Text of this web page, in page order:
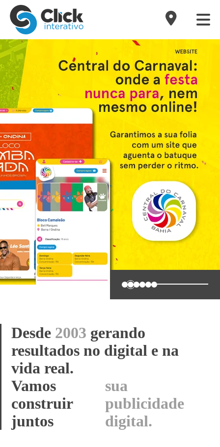
0 1 2 3 4 5
Desde 2003 gerando
resultados no digital e na
vida real.
Vamos construir
juntos
sistema